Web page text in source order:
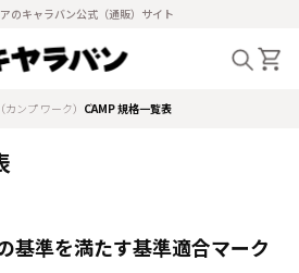
のキャラバン公式（通販）サイト
カンプ ワーク） CAMP 規格一覧表
基準を満たす基準適合マーク